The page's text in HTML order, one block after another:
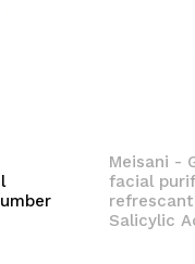
Meisani -
facial
Salicylic